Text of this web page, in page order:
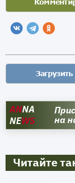
ANNA
NEWS
на
Читайте